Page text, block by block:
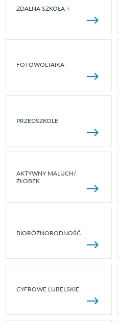
ZDALNA SZKOŁA +
FOTOWOLTAIKA
PRZEDSZKOLE
AKTYWNY MALUCH/
ŻŁOBEK
BIORÓŻNORODNOŚĆ
CYFROWE LUBELSKIE